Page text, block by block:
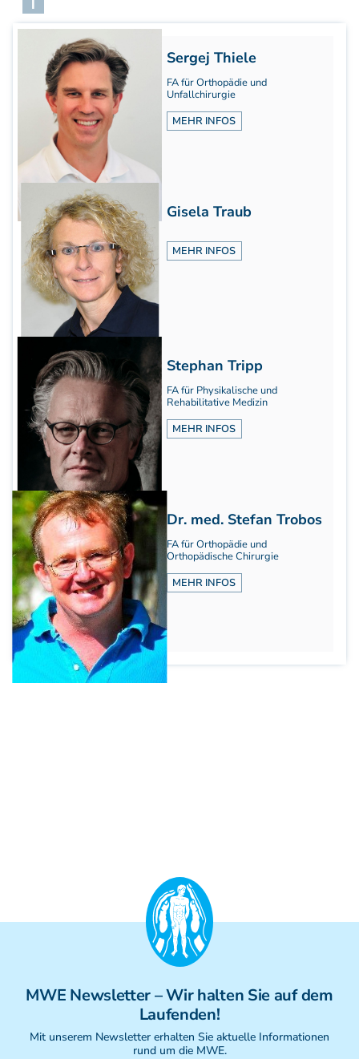
Aufbaukurs Modul 8
Fortbildung & Zusatzkurse
Refresherkurse Manuelle Medizin
Kinesio-Sport-Taping
Krankengymnastik am Gerät
CMD
PNE - Pain Neuroscience Education
Fortbildung - Osteopathie
Grundprogramm
Einführung
Counterstrain I
Muskel-Energie
Craniale Osteopathie I
Viszerale Ostepathie I
Integration
MFR/Lymphatics
BLT/LAS
Aufbauprogramm
Craniale Osteopathie II
Viszerale Osteopathie II
Still/FPR
spez. Osteop. Manipulations-techniken
(HVLA)
Sportosteopathie I - Einführung
Osteopatische Woche
Postgraduate-Programm
Gesamtrefresher
Osteopathie-Sonderkurs
Kursreihe Cranio - Zertifikat (postgraduate)
Kursreihe Kinderosteopathie - Zertifikat
(postgraduate)
Kursreihe Sportosteopathie - Zertifikat
(postgraduate)
Sergej Thiele
FA für Orthopädie und
Unfallchirurgie
MEHR INFOS
Gisela Traub
MEHR INFOS
Stephan Tripp
FA für Physikalische und
Rehabilitative Medizin
MEHR INFOS
Dr. med. Stefan Trobos
FA für Orthopädie und
Orthopädische Chirurgie
MEHR INFOS
MWE Newsletter– Wir halten Sie auf dem
Laufenden!
Mit unserem Newsletter erhalten Sie aktuelle Informationen
rund um die MWE.